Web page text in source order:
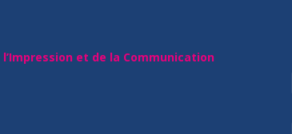
et de la Communication